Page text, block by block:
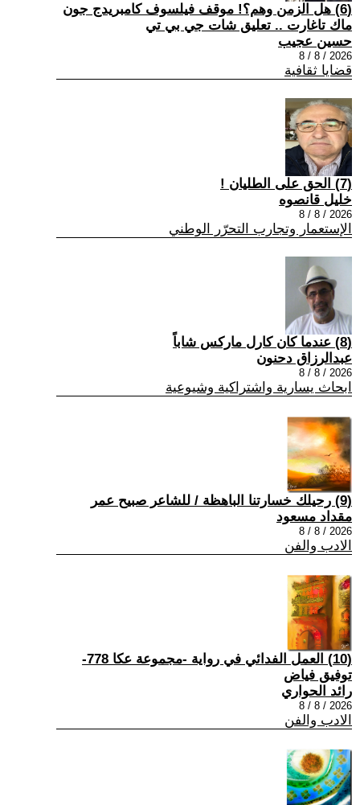
(6) هل الزمن وهم؟! موقف فيلسوف كامبريدج جون
ماك تاغارت .. تعليق شات جي بي تي
حسين عجيب
2026 / 8 / 8
قضايا ثقافية
(7) الحق على الطليان !
خليل قانصوه
2026 / 8 / 8
الإستعمار وتجارب التحرّر الوطني
(8) عندما كان كارل ماركس شاباً
عبدالرزاق دحنون
2026 / 8 / 8
ابحاث يسارية واشتراكية وشيوعية
(9) رحيلك خسارتنا الباهظة / للشاعر صبيح عمر
مقداد مسعود
2026 / 8 / 8
الادب والفن
(10) العمل الفدائي في رواية -مجموعة عكا 778-
توفيق فياض
رائد الحواري
2026 / 8 / 8
الادب والفن